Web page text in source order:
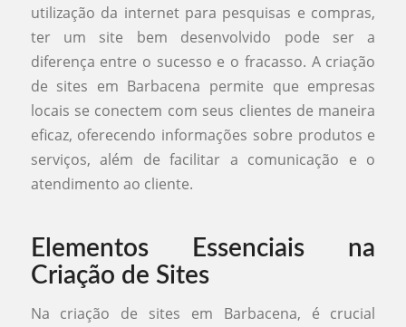
utilização da internet para pesquisas e compras,
ter um site bem desenvolvido pode ser a
diferença entre o sucesso e o fracasso. A criação
de sites em Barbacena permite que empresas
locais se conectem com seus clientes de maneira
eficaz, oferecendo informações sobre produtos e
serviços, além de facilitar a comunicação e o
atendimento ao cliente.
Elementos Essenciais na
Criação de Sites
Na criação de sites em Barbacena, é crucial